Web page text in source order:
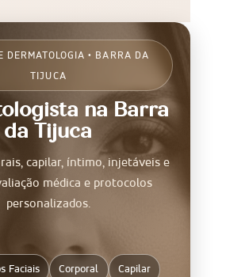
DERMATOLOGIA • BARRA DA
TIJUCA
na Barra
da Tijuca
capilar, íntimo, injetáveis e
médica e protocolos
personalizados.
Faciais Corporal Capilar